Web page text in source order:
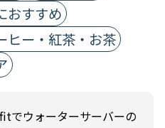
おすすめ
ヒー・紅茶・お茶
ウォーターサーバーの